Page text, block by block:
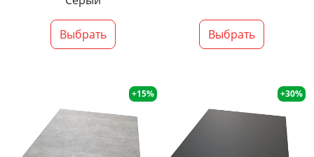
Выбрать Выбрать
+15% +30%